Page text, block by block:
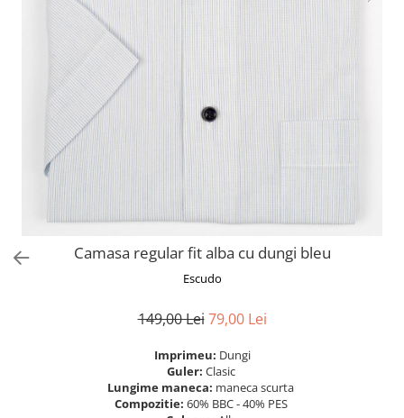
Camasa regular fit alba cu dungi bleu
Escudo
149,00 Lei 79,00 Lei
Imprimeu: Dungi
Guler: Clasic
Lungime maneca: maneca scurta
Compozitie: 60% BBC - 40% PES